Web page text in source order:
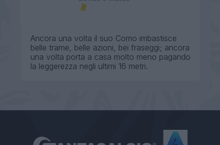
Ancora una volta il suo Como imbastisce
belle trame, belle azioni, bei fraseggi; ancora
una volta porta a casa molto meno pagando
la leggerezza negli ultimi 16 metri.